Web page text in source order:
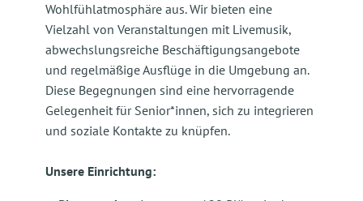
Wohlfühlatmosphäre aus. Wir bieten eine
Vielzahl von Veranstaltungen mit Livemusik,
abwechslungsreiche Beschäftigungsangebote
und regelmäßige Ausflüge in die Umgebung an.
Diese Begegnungen sind eine hervorragende
Gelegenheit für Senior*innen, sich zu integrieren
und soziale Kontakte zu knüpfen.
Unsere Einrichtung: